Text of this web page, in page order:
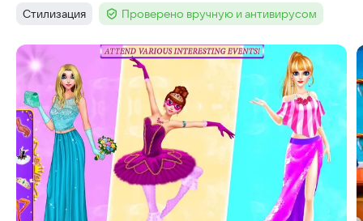
Тег:
Стилизация Тег :Проверено вручную и антивирусом
Скриншоты